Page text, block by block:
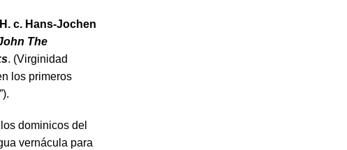
c. Hans-Jochen
The
. (Virginidad
los primeros
dominicos del
vernácula para